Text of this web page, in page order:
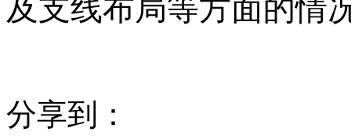
及支线布局等方面的情
分享到：